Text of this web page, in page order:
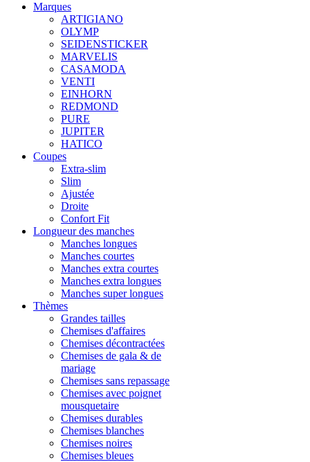
Marques
ARTIGIANO
OLYMP
SEIDENSTICKER
MARVELIS
CASAMODA
VENTI
EINHORN
REDMOND
PURE
JUPITER
HATICO
Coupes
Extra-slim
Slim
Ajustée
Droite
Confort Fit
Longueur des manches
Manches longues
Manches courtes
Manches extra courtes
Manches extra longues
Manches super longues
Thèmes
Grandes tailles
Chemises d'affaires
Chemises décontractées
Chemises de gala & de
mariage
Chemises sans repassage
Chemises avec poignet
mousquetaire
Chemises durables
Chemises blanches
Chemises noires
Chemises bleues